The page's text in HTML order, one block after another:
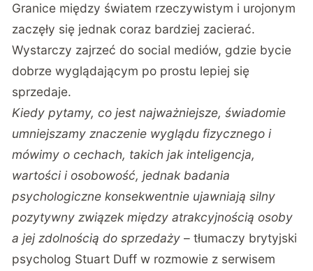
Granice między światem rzeczywistym i urojonym
zaczęły się jednak coraz bardziej zacierać.
Wystarczy zajrzeć do social mediów, gdzie bycie
dobrze wyglądającym po prostu lepiej się
sprzedaje.
Kiedy pytamy, co jest najważniejsze, świadomie
umniejszamy znaczenie wyglądu fizycznego i
mówimy o cechach, takich jak inteligencja,
wartości i osobowość, jednak badania
psychologiczne konsekwentnie ujawniają silny
pozytywny związek między atrakcyjnością osoby
a jej zdolnością do sprzedaży– tłumaczy brytyjski
psycholog Stuart Duffw rozmowie z serwisem